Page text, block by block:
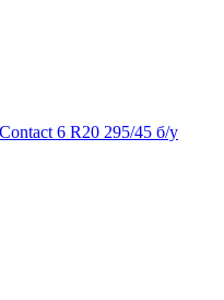
6 R20 295/45 б/у